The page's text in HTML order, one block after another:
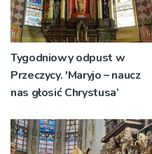
Tygodniowy odpust w
Przeczycy. 'Maryjo – naucz
nas głosić Chrystusa’